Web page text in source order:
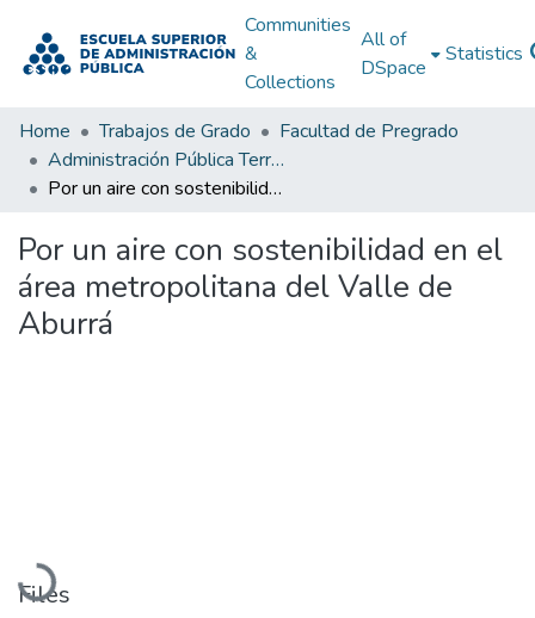
Communities
&
Collections
All of
DSpace
Statistics
Home Trabajos de Grado
Facultad de Pregrado
Administración Pública Territorial (APT)
Por un aire con sostenibilidad en el área metropolitana del Valle de Aburrá
Por un aire con sostenibilidad en el
área metropolitana del Valle de
Aburrá
Loading...
Files